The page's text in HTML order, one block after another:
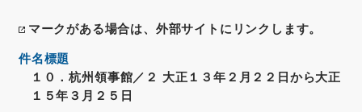
マークがある場合は、外部サイトにリンクします。
件名標題
１０．杭州領事館／２ 大正１３年２月２２日から大正
１５年３月２５日